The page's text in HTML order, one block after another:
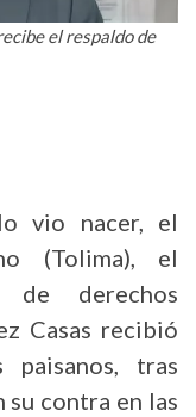
el respaldo de
vio nacer, el
(Tolima), el
de derechos
Casas recibió
tras
su contra en las